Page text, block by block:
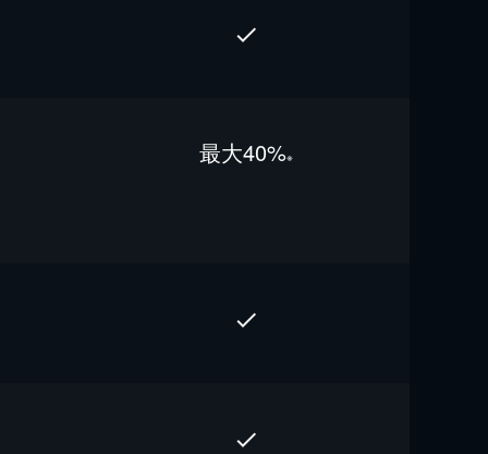
最⼤40%※